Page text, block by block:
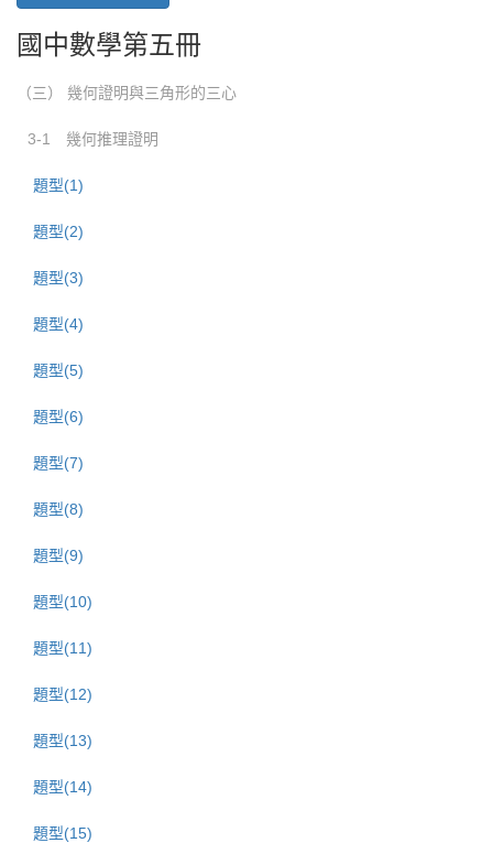
國中數學第五冊
（三） 幾何證明與三角形的三心
3-1 幾何推理證明
題型(1)
題型(2)
題型(3)
題型(4)
題型(5)
題型(6)
題型(7)
題型(8)
題型(9)
題型(10)
題型(11)
題型(12)
題型(13)
題型(14)
題型(15)